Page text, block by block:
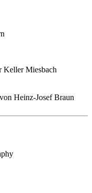
Keller Miesbach
Heinz-Josef Braun